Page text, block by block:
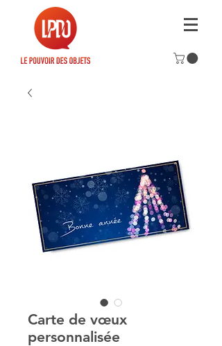
Carte de vœux
personnalisée